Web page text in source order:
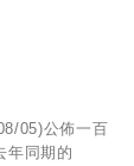
05)公佈一百
年同期的